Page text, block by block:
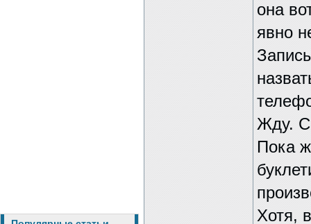
она
явно
Жду.
Пока
Хотя,